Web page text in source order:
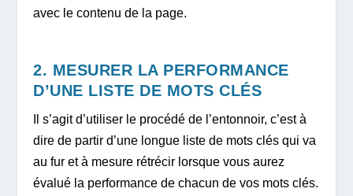
avec le contenu de la page.
2. MESURER LA PERFORMANCE
D’UNE LISTE DE MOTS CLÉS
Il s’agit d’utiliser le procédé de l’entonnoir, c’est à
dire de partir d’une longue liste de mots clés qui va
au fur et à mesure rétrécir lorsque vous aurez
évalué la performance de chacun de vos mots clés.